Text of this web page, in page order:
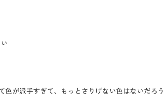
が派手すぎて、もっとさりげない色はないだろ